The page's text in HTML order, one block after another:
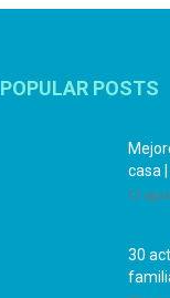
POPULAR POSTS
casa
12
30